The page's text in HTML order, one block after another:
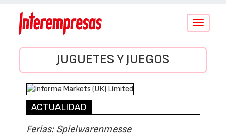
Conmutar
JUGUETES Y JUEGOS
ACTUALIDAD
Ferias: Spielwarenmesse